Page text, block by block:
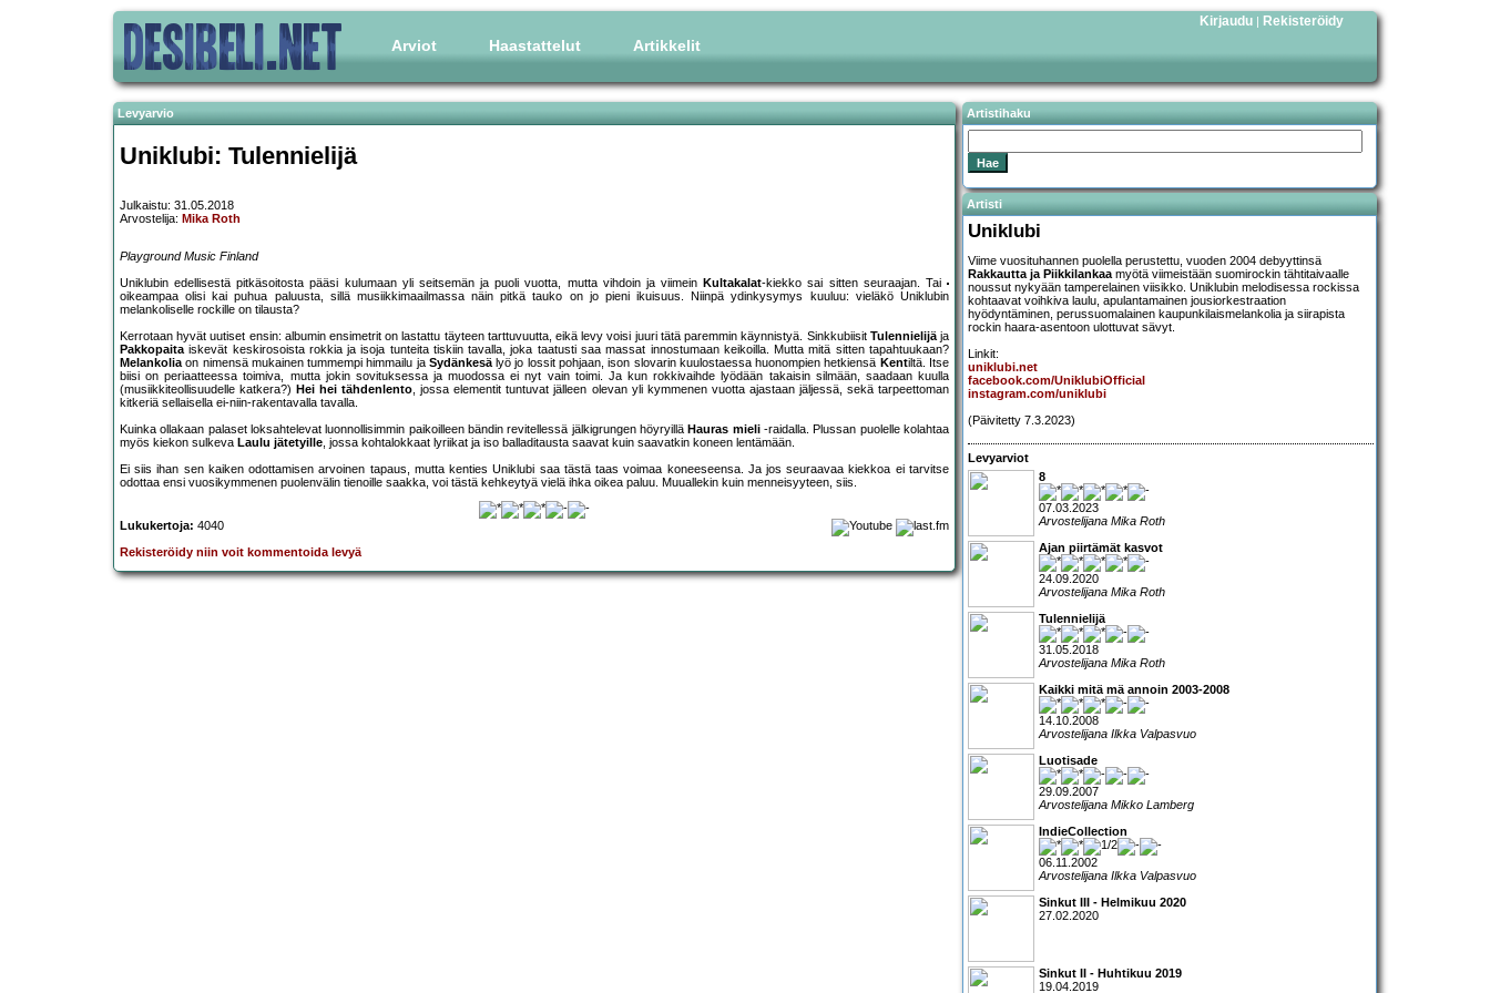
Arviot Haastattelut Artikkelit
Kirjaudu | Rekisteröidy
Levyarvio
Uniklubi: Tulennielijä
Julkaistu: 31.05.2018
Arvostelija: Mika Roth
Playground Music Finland
Uniklubin edellisestä pitkäsoitosta pääsi kulumaan yli seitsemän ja puoli vuotta, mutta vihdoin ja viimein Kultakalat-kiekko sai sitten seuraajan. Tai
oikeampaa olisi kai puhua paluusta, sillä musiikkimaailmassa näin pitkä tauko on jo pieni ikuisuus. Niinpä ydinkysymys kuuluu: vieläkö Uniklubin
melankoliselle rockille on tilausta?
Kerrotaan hyvät uutiset ensin: albumin ensimetrit on lastattu täyteen tarttuvuutta, eikä levy voisi juuri tätä paremmin käynnistyä. Sinkkubiisit Tulennielijäja
Pakkopaitaiskevät keskirosoista rokkia ja isoja tunteita tiskiin tavalla, joka taatusti saa massat innostumaan keikoilla. Mutta mitä sitten tapahtuukaan?
Melankoliaon nimensä mukainen tummempi himmailu ja Sydänkesälyö jo lossit pohjaan, ison slovarin kuulostaessa huonompien hetkiensä Kentiltä. Itse
biisi on periaatteessa toimiva, mutta jokin sovituksessa ja muodossa ei nyt vain toimi. Ja kun rokkivaihde lyödään takaisin silmään, saadaan kuulla
(musiikkiteollisuudelle katkera?) Hei hei tähdenlento, jossa elementit tuntuvat jälleen olevan yli kymmenen vuotta ajastaan jäljessä, sekä tarpeettoman
kitkeriä sellaisella ei-niin-rakentavalla tavalla.
Kuinka ollakaan palaset loksahtelevat luonnollisimmin paikoilleen bändin revitellessä jälkigrungen höyryillä Hauras mieli-raidalla. Plussan puolelle kolahtaa
myös kiekon sulkeva Laulu jätetyille, jossa kohtalokkaat lyriikat ja iso balladitausta saavat kuin saavatkin koneen lentämään.
Ei siis ihan sen kaiken odottamisen arvoinen tapaus, mutta kenties Uniklubi saa tästä taas voimaa koneeseensa. Ja jos seuraavaa kiekkoa ei tarvitse
odottaa ensi vuosikymmenen puolenvälin tienoille saakka, voi tästä kehkeytyä vielä ihka oikea paluu. Muuallekin kuin menneisyyteen, siis.
Lukukertoja: 4040
Rekisteröidy niin voit kommentoida levyä
Artistihaku
Artisti
Uniklubi
Viime vuosituhannen puolella perustettu, vuoden 2004 debyyttinsä
Rakkautta ja Piikkilankaamyötä viimeistään suomirockin tähtitaivaalle
noussut nykyään tamperelainen viisikko. Uniklubin melodisessa rockissa
kohtaavat voihkiva laulu, apulantamainen jousiorkestraation
hyödyntäminen, perussuomalainen kaupunkilaismelankolia ja siirapista
rockin haara-asentoon ulottuvat sävyt.
Linkit:
uniklubi.net
facebook.com/UniklubiOfficial
instagram.com/uniklubi
(Päivitetty 7.3.2023)
Levyarviot
8
07.03.2023
Arvostelijana Mika Roth
Ajan piirtämät kasvot
24.09.2020
Arvostelijana Mika Roth
Tulennielijä
31.05.2018
Arvostelijana Mika Roth
Kaikki mitä mä annoin 2003-2008
14.10.2008
Arvostelijana Ilkka Valpasvuo
Luotisade
29.09.2007
Arvostelijana Mikko Lamberg
IndieCollection
06.11.2002
Arvostelijana Ilkka Valpasvuo
Sinkut III - Helmikuu 2020
27.02.2020
Sinkut II - Huhtikuu 2019
19.04.2019